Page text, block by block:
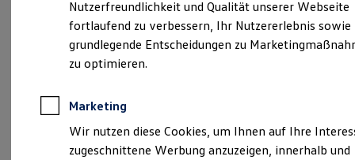
Versicherungen & Garantien
Garantien
Kfz-Versicherung für Nutzfahrzeuge
Restschuldversicherung
Wartungsverträge
Besitzer & Service
Sommer-Special
Reparatur, Pflege & Inspektion
Servicetermin anfragen
Service-Vorteile bei Volkswagen Nutzfahrzeuge
info@azf-gruppe.de
+49 4624 80450
Montag-Freitag 07:30-18:00 Uhr
Samstag
09:00 -13:00 Uhr
Ansprechpartner
Nutzerfreundlichkeit und Qualität unserer Webseite
fortlaufend zu verbessern, Ihr Nutzererlebnis sowie
grundlegende Entscheidungen zu
zu optimieren.
Marketing
Wir nutzen diese Cookies, um Ihnen auf Ihre
zugeschnittene Werbung anzuzeigen, innerhalb und